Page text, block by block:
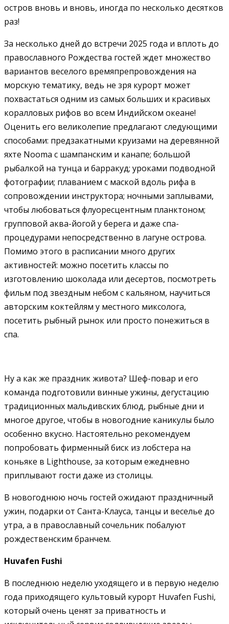
остров вновь и вновь, иногда по несколько десятков
раз!
За несколько дней до встречи 2025 года и вплоть до
православного Рождества гостей ждет множество
вариантов веселого времяпрепровождения на
морскую тематику, ведь не зря курорт может
похвастаться одним из самых больших и красивых
коралловых рифов во всем Индийском океане!
Оценить его великолепие предлагают следующими
способами: предзакатными круизами на деревянной
яхте Nooma с шампанским и канапе; большой
рыбалкой на тунца и барракуд; уроками подводной
фотографии; плаванием с маской вдоль рифа в
сопровождении инструктора; ночными заплывами,
чтобы любоваться флуоресцентным планктоном;
групповой аква-йогой у берега и даже спа-
процедурами непосредственно в лагуне острова.
Помимо этого в расписании много других
активностей: можно посетить классы по
изготовлению шоколада или десертов, посмотреть
фильм под звездным небом с кальяном, научиться
авторским коктейлям у местного миксолога,
посетить рыбный рынок или просто понежиться в
спа.
Ну а как же праздник живота? Шеф-повар и его
команда подготовили винные ужины, дегустацию
традиционных мальдивских блюд, рыбные дни и
многое другое, чтобы в новогодние каникулы было
особенно вкусно. Настоятельно рекомендуем
попробовать фирменный биск из лобстера на
коньяке в Lighthouse, за которым ежедневно
приплывают гости даже из столицы.
В новогоднюю ночь гостей ожидают праздничный
ужин, подарки от Санта-Клауса, танцы и веселье до
утра, а в православный сочельник побалуют
рождественским бранчем.
Huvafen Fushi
В последнюю неделю уходящего и в первую неделю
года приходящего культовый курорт Huvafen Fushi,
который очень ценят за приватность и